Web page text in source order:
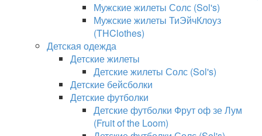
Мужские жилеты Солс (Sol's)
Мужские жилеты ТиЭйчКлоуз
(THClothes)
Детская одежда
Детские жилеты
Детские жилеты Солс (Sol's)
Детские бейсболки
Детские футболки
Детские футболки Фрут оф зе Лум
(Fruit of the Loom)